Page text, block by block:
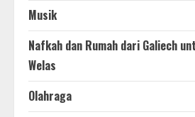
Musik
Nafkah dan Rumah dari Galiech
Welas
Olahraga